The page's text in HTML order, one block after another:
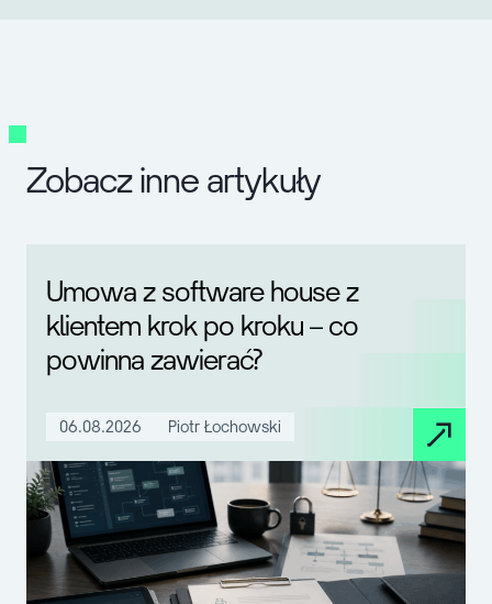
Zobacz inne artykuły
Umowa z software house z
klientem krok po kroku – co
powinna zawierać?
06.08.2026 Piotr Łochowski